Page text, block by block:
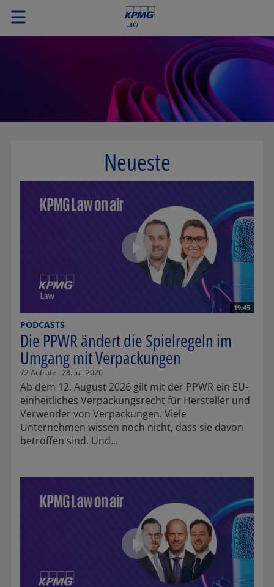
Neueste
19:45
PODCASTS
Die PPWR ändert die Spielregeln im
Umgang mit Verpackungen
72 Aufrufe 28. Juli 2026
Ab dem 12. August 2026 gilt mit der PPWR ein EU-
einheitliches Verpackungsrecht für Hersteller und
Verwender von Verpackungen. Viele
Unternehmen wissen noch nicht, dass sie davon
betroffen sind. Und...